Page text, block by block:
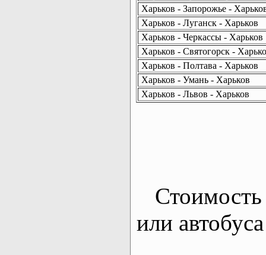
Харьков - Запорожье -
Харьков - Луганск - Харьков
Харьков - Черкассы - Харьков
Харьков - Святогорск -
Харьков - Полтава - Харьков
Харьков - Умань - Харьков
Харьков - Львов - Харьков
Стоимость
или